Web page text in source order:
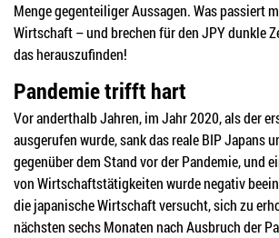
Menge gegenteiliger Aussagen. Was passiert
Wirtschaft – und brechen für den JPY dunkle
das herauszufinden!
Pandemie trifft hart
Vor anderthalb Jahren, im Jahr 2020, als der
ausgerufen wurde, sank das reale BIP Japans
gegenüber dem Stand vor der Pandemie, und
von Wirtschaftstätigkeiten wurde negativ
die japanische Wirtschaft versucht, sich zu
nächsten sechs Monaten nach Ausbruch der